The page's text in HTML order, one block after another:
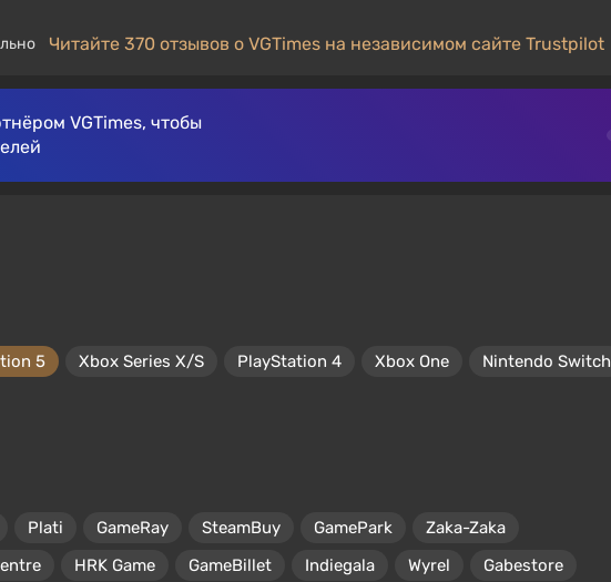
Читайте 370 отзывов о VGTimes на независимом сайте Trustpilot
VGTimes, чтобы
5 Xbox Series X/S PlayStation 4 Xbox One
Nintendo Switch
Plati GameRay SteamBuy GamePark
Zaka-Zaka
HRK Game GameBillet Indiegala Wyrel
Gabestore